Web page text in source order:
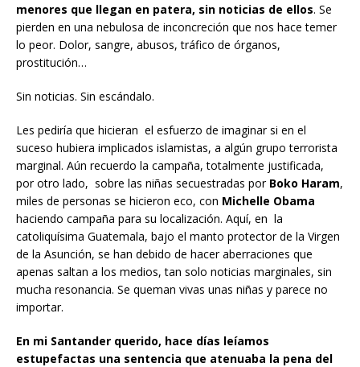
menores que llegan en patera, sin noticias de ellos. Se
pierden en una nebulosa de inconcreción que nos hace temer
lo peor. Dolor, sangre, abusos, tráfico de órganos,
prostitución…
Sin noticias. Sin escándalo.
Les pediría que hicieran el esfuerzo de imaginar si en el
suceso hubiera implicados islamistas, a algún grupo terrorista
marginal. Aún recuerdo la campaña, totalmente justificada,
por otro lado, sobre las niñas secuestradas por Boko Haram,
miles de personas se hicieron eco, con Michelle Obama
haciendo campaña para su localización. Aquí, en la
catoliquísima Guatemala, bajo el manto protector de la Virgen
de la Asunción, se han debido de hacer aberraciones que
apenas saltan a los medios, tan solo noticias marginales, sin
mucha resonancia. Se queman vivas unas niñas y parece no
importar.
En mi Santander querido, hace días leíamos
estupefactas una sentencia que atenuaba la pena del